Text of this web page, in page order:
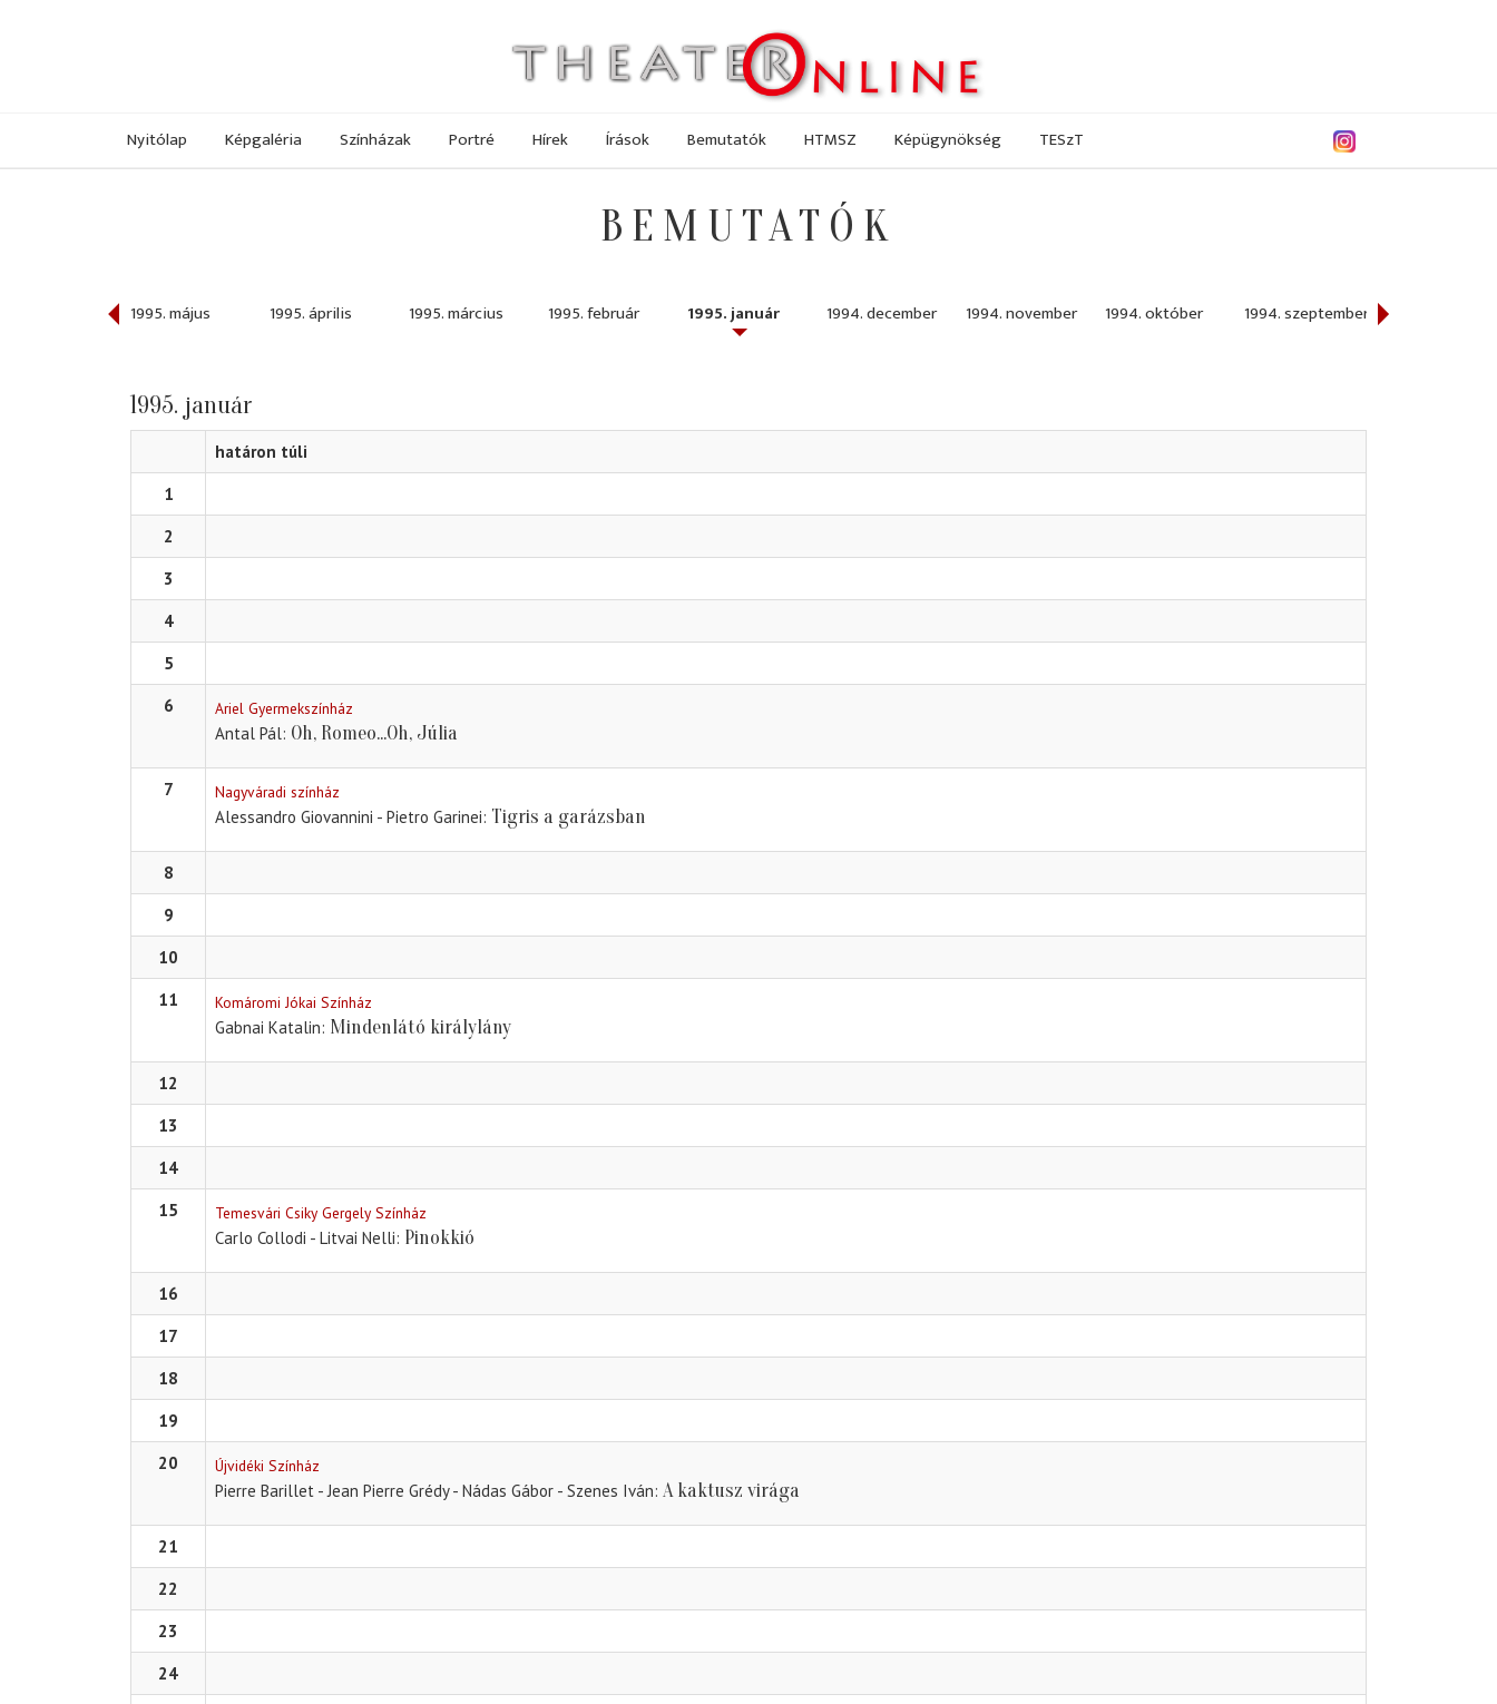
Nyitólap Képgaléria Színházak Portré Hírek Írások Bemutatók HTMSZ Képügynökség TESzT
BEMUTATÓK
1995. május 1995. április 1995. március 1995. február 1995. január 1994. december 1994. november 1994. október 1994. szeptember 1994. július
1995. január
határon túli
1
2
3
4
5
6
Ariel Gyermekszínház
Antal Pál Oh, Romeo...Oh, Júlia
7 Nagyváradi színház
Alessandro Giovannini - Pietro Garinei Tigris a garázsban
8
9
10
11
Komáromi Jókai Színház
Gabnai Katalin Mindenlátó királylány
12
13
14
15
Temesvári Csiky Gergely Színház
Carlo Collodi - Litvai Nelli Pinokkió
16
17
18
19
20
Újvidéki Színház
Pierre Barillet - Jean Pierre Grédy - Nádas Gábor - Szenes Iván A kaktusz virága
21
22
23
24